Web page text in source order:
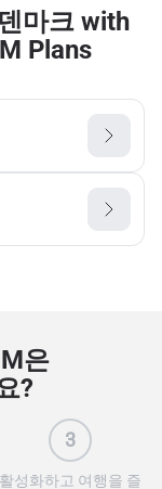
마크 with
Plans
은
?
3
활성화하고 여행을 즐